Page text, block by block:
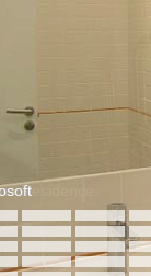
Residence